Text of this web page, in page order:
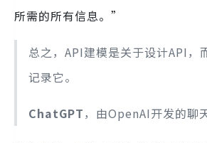
所需的所有信息。”
总之，API建模是关于设计API，
记录它。
ChatGPT，由OpenAI开发的聊